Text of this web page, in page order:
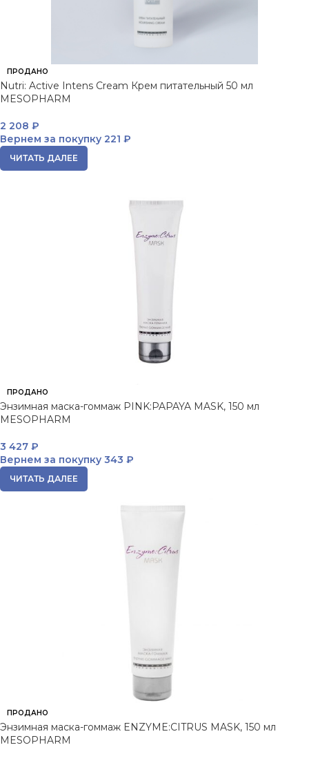
ПРОДАНО
Nutri: Active Intens Cream Крем питательный 50 мл
MESOPHARM
2 208 ₽
Вернем за покупку 221 ₽
ЧИТАТЬ ДАЛЕЕ
ПРОДАНО
Энзимная маска-гоммаж PINK:PAPAYA MASK, 150 мл
MESOPHARM
3 427 ₽
Вернем за покупку 343 ₽
ЧИТАТЬ ДАЛЕЕ
ПРОДАНО
Энзимная маска-гоммаж ENZYME:CITRUS MASK, 150 мл
MESOPHARM